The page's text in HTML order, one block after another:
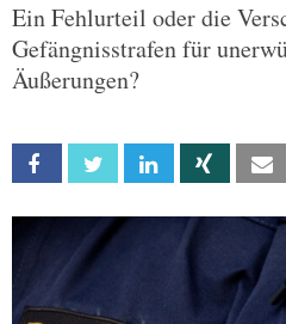
Ein Fehlurteil oder die
Gefängnisstrafen für
Äußerungen?
Facebook Twitter Linkedin Xing